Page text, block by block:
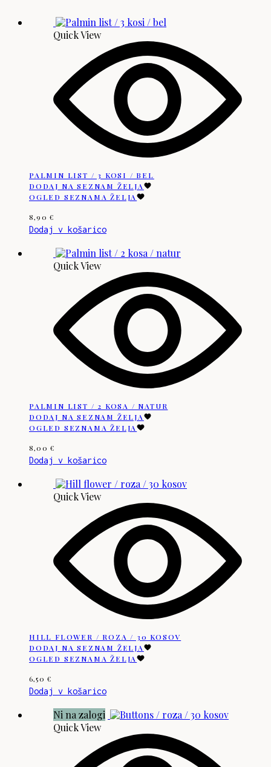
Quick View
PALMIN LIST / 3 KOSI / BEL
DODAJ NA SEZNAM ŽELJA
OGLED SEZNAMA ŽELJA
8,90 €
Dodaj v košarico
Quick View
PALMIN LIST / 2 KOSA / NATUR
DODAJ NA SEZNAM ŽELJA
OGLED SEZNAMA ŽELJA
8,00 €
Dodaj v košarico
Quick View
HILL FLOWER / ROZA / 30 KOSOV
DODAJ NA SEZNAM ŽELJA
OGLED SEZNAMA ŽELJA
6,50 €
Dodaj v košarico
Ni na zalogi
Quick View